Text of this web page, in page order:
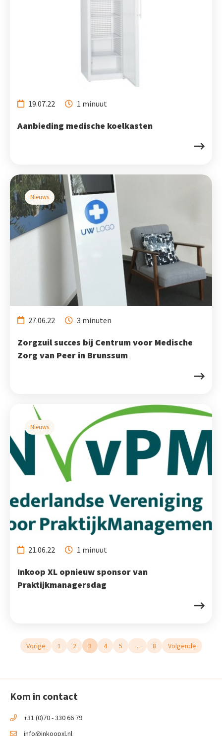
19.07.22 1 minuut
Aanbieding medische koelkasten
Nieuws
27.06.22 3 minuten
Zorgzuil succes bij Centrum voor Medische
Zorg van Peer in Brunssum
Nieuws
21.06.22 1 minuut
Inkoop XL opnieuw sponsor van
Praktijkmanagersdag
Vorige 1 2 3 4 5 … 8 Volgende
Kom in contact
+31 (0)70 - 330 66 79
info@inkoopxl.nl